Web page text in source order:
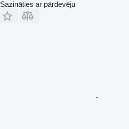
Sazināties ar pārdevēju